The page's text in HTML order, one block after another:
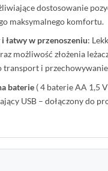
dostosowanie
maksymalnego komfortu.
łatwy w przenoszeniu:
możliwość złożenia
transport i
baterie( 4 baterie AA 1,5
USB – dołączony do